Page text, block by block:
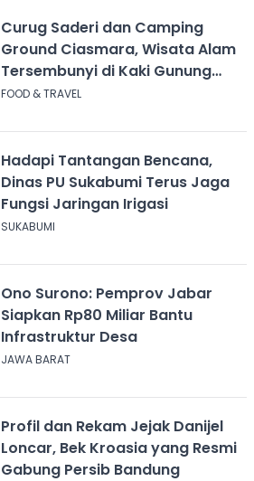
Curug Saderi dan Camping
Ground Ciasmara, Wisata Alam
Tersembunyi di Kaki Gunung
Salak
FOOD & TRAVEL
Hadapi Tantangan Bencana,
Dinas PU Sukabumi Terus Jaga
Fungsi Jaringan Irigasi
SUKABUMI
Ono Surono: Pemprov Jabar
Siapkan Rp80 Miliar Bantu
Infrastruktur Desa
JAWA BARAT
Profil dan Rekam Jejak Danijel
Loncar, Bek Kroasia yang Resmi
Gabung Persib Bandung